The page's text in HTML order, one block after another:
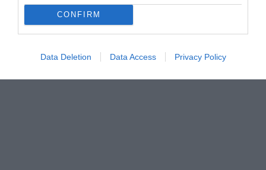
CONFIRM
Data Deletion Data Access Privacy Policy
comarca.